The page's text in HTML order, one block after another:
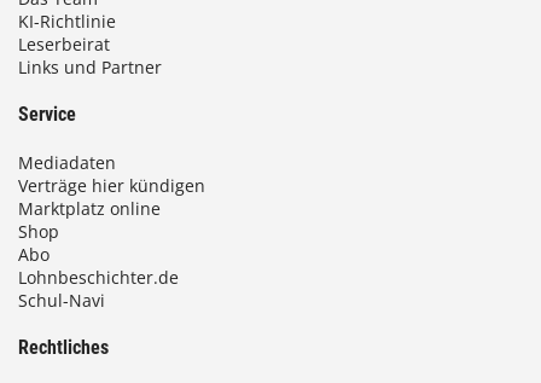
KI-Richtlinie
Leserbeirat
Links und Partner
Service
Mediadaten
Verträge hier kündigen
Marktplatz online
Shop
Abo
Lohnbeschichter.de
Schul-Navi
Rechtliches